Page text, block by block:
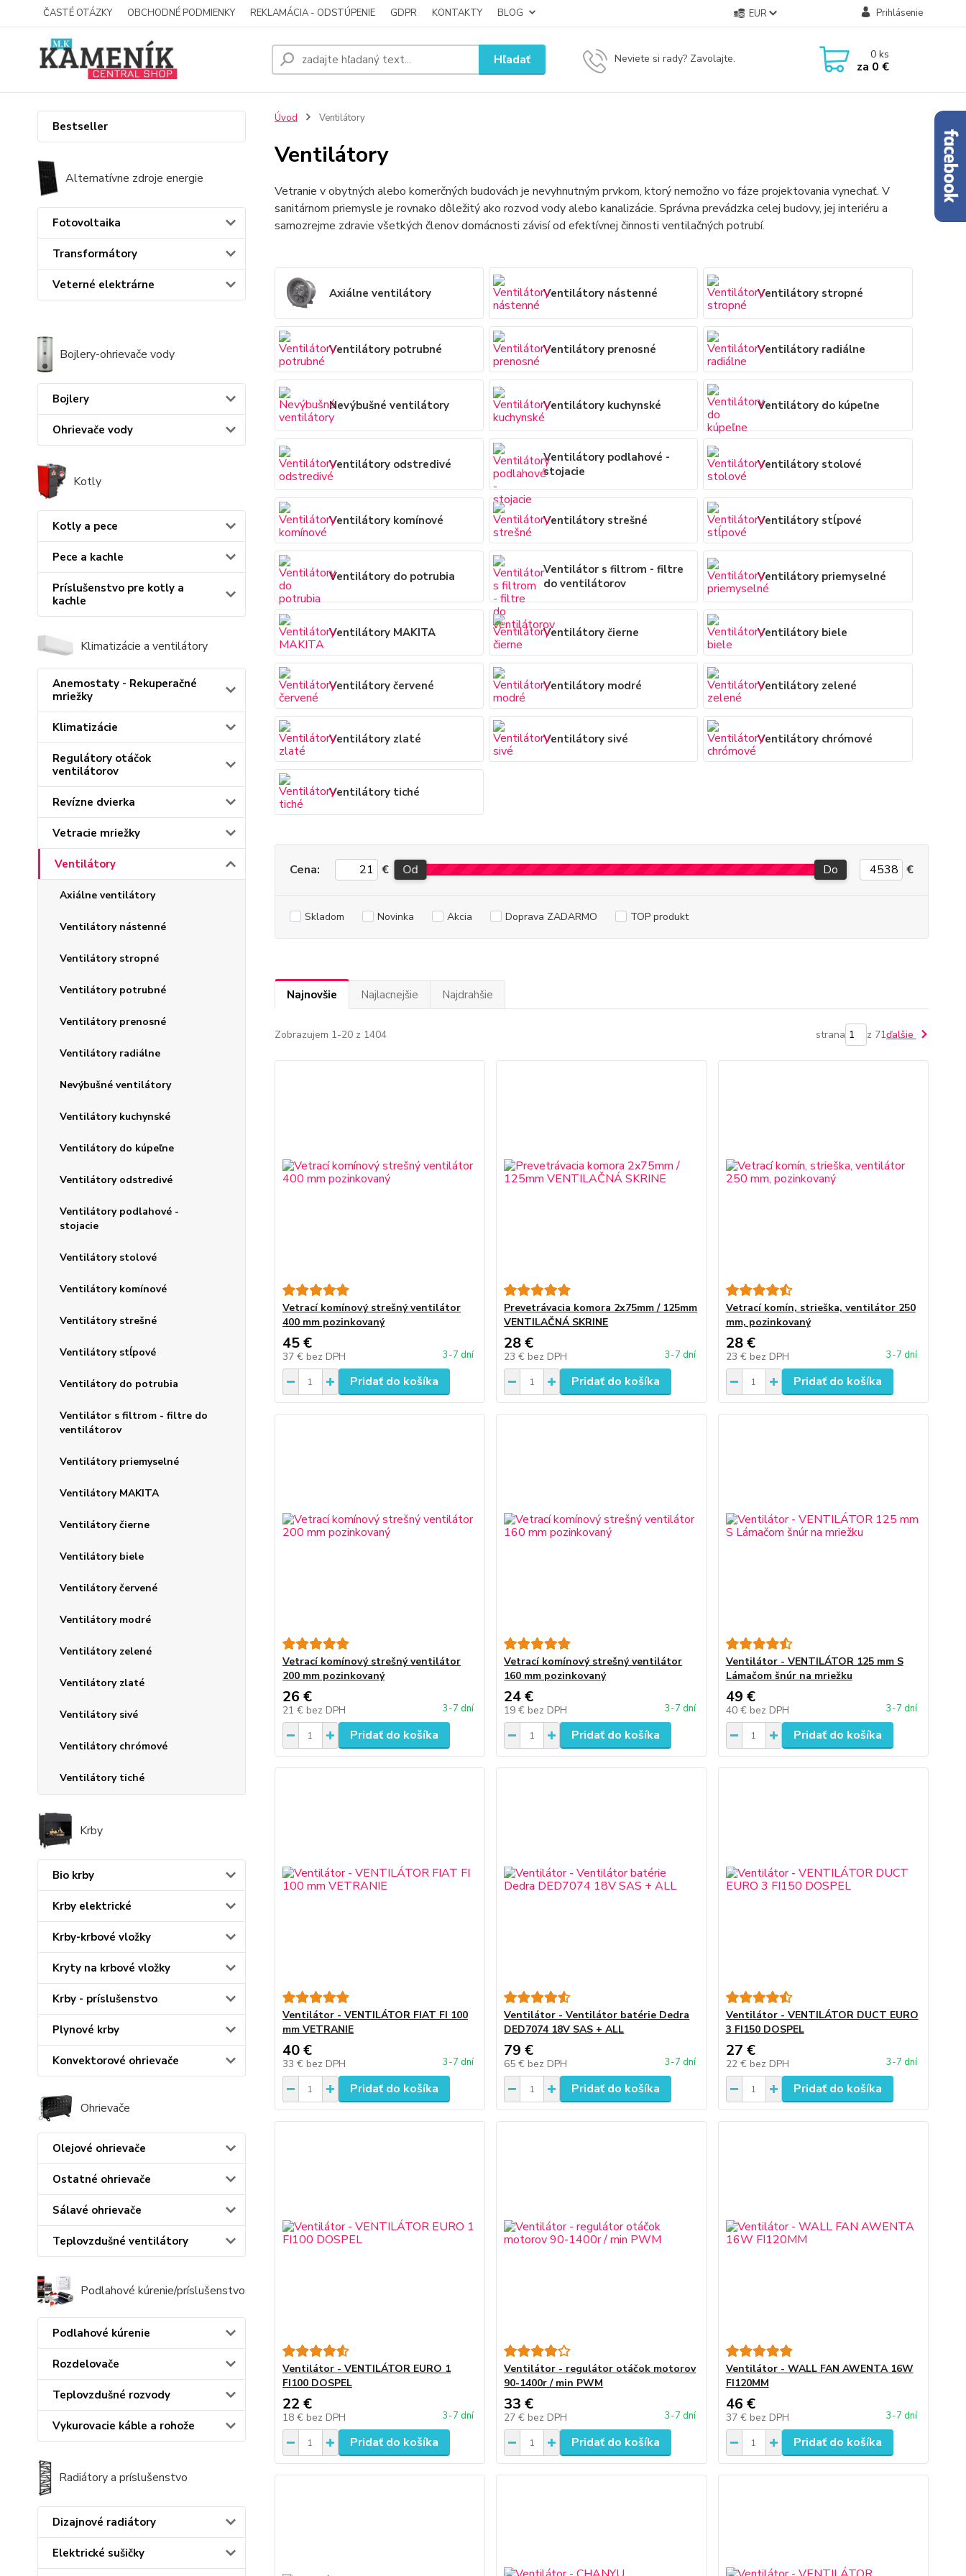
ČASTÉ OTÁZKY OBCHODNÉ PODMIENKY REKLAMÁCIA - ODSTÚPENIE GDPR KONTAKTY BLOG EUR Prihlásenie
Hľadať Neviete si rady? Zavolajte. 0ks
za 0 €
Bestseller
Alternatívne zdroje energie
Fotovoltaika
Transformátory
Veterné elektrárne
Bojlery-ohrievače vody
Bojlery
Ohrievače vody
Kotly
Kotly a pece
Pece a kachle
Príslušenstvo pre kotly a
kachle
Klimatizácie a ventilátory
Anemostaty - Rekuperačné
mriežky
Klimatizácie
Regulátory otáčok
ventilátorov
Revízne dvierka
Vetracie mriežky
Ventilátory
Axiálne ventilátory
Ventilátory nástenné
Ventilátory stropné
Ventilátory potrubné
Ventilátory prenosné
Ventilátory radiálne
Nevýbušné ventilátory
Ventilátory kuchynské
Ventilátory do kúpeľne
Ventilátory odstredivé
Ventilátory podlahové -
stojacie
Ventilátory stolové
Ventilátory komínové
Ventilátory strešné
Ventilátory stĺpové
Ventilátory do potrubia
Ventilátor s filtrom - filtre do
ventilátorov
Ventilátory priemyselné
Ventilátory MAKITA
Ventilátory čierne
Ventilátory biele
Ventilátory červené
Ventilátory modré
Ventilátory zelené
Ventilátory zlaté
Ventilátory sivé
Ventilátory chrómové
Ventilátory tiché
Krby
Bio krby
Krby elektrické
Krby-krbové vložky
Kryty na krbové vložky
Krby - príslušenstvo
Plynové krby
Konvektorové ohrievače
Ohrievače
Olejové ohrievače
Ostatné ohrievače
Sálavé ohrievače
Teplovzdušné ventilátory
Podlahové kúrenie/príslušenstvo
Podlahové kúrenie
Rozdelovače
Teplovzdušné rozvody
Vykurovacie káble a rohože
Radiátory a príslušenstvo
Dizajnové radiátory
Elektrické sušičky
Úvod Ventilátory
Ventilátory
Vetranie v obytných alebo komerčných budovách je nevyhnutným prvkom, ktorý nemožno vo fáze projektovania vynechať. V
sanitárnom priemysle je rovnako dôležitý ako rozvod vody alebo kanalizácie. Správna prevádzka celej budovy, jej interiéru a
samozrejme zdravie všetkých členov domácnosti závisí od efektívnej činnosti ventilačných potrubí.
Axiálne ventilátory Ventilátory nástenné Ventilátory stropné
Ventilátory potrubné Ventilátory prenosné Ventilátory radiálne
Nevýbušné ventilátory Ventilátory kuchynské Ventilátory do kúpeľne
Ventilátory odstredivé
Ventilátory podlahové -
stojacie
Ventilátory stolové
Ventilátory komínové Ventilátory strešné Ventilátory stĺpové
Ventilátory do potrubia
Ventilátor s filtrom - filtre
do ventilátorov
Ventilátory priemyselné
Ventilátory MAKITA Ventilátory čierne Ventilátory biele
Ventilátory červené Ventilátory modré Ventilátory zelené
Ventilátory zlaté Ventilátory sivé Ventilátory chrómové
Ventilátory tiché
Cena: € Od Do €
Skladom Novinka Akcia Doprava ZADARMO TOP produkt
Najnovšie Najlacnejšie Najdrahšie
Zobrazujem 1-20 z 1404 strana z 71ďalšie
Vetrací komínový strešný ventilátor
400 mm pozinkovaný
45 €
37 € bez DPH 3-7 dní
Pridať do košíka
Prevetrávacia komora 2x75mm / 125mm
VENTILAČNÁ SKRINE
28 €
23 € bez DPH 3-7 dní
Pridať do košíka
Vetrací komín, strieška, ventilátor 250
mm, pozinkovaný
28 €
23 € bez DPH 3-7 dní
Pridať do košíka
Vetrací komínový strešný ventilátor
200 mm pozinkovaný
26 €
21 € bez DPH 3-7 dní
Pridať do košíka
Vetrací komínový strešný ventilátor
160 mm pozinkovaný
24 €
19 € bez DPH 3-7 dní
Pridať do košíka
Ventilátor - VENTILÁTOR 125 mm S
Lámačom šnúr na mriežku
49 €
40 € bez DPH 3-7 dní
Pridať do košíka
Ventilátor - VENTILÁTOR FIAT FI 100
mm VETRANIE
40 €
33 € bez DPH 3-7 dní
Pridať do košíka
Ventilátor - Ventilátor batérie Dedra
DED7074 18V SAS + ALL
79 €
65 € bez DPH 3-7 dní
Pridať do košíka
Ventilátor - VENTILÁTOR DUCT EURO
3 FI150 DOSPEL
27 €
22 € bez DPH 3-7 dní
Pridať do košíka
Ventilátor - VENTILÁTOR EURO 1
FI100 DOSPEL
22 €
18 € bez DPH 3-7 dní
Pridať do košíka
Ventilátor - regulátor otáčok motorov
90-1400r / min PWM
33 €
27 € bez DPH 3-7 dní
Pridať do košíka
Ventilátor - WALL FAN AWENTA 16W
FI120MM
46 €
37 € bez DPH 3-7 dní
Pridať do košíka